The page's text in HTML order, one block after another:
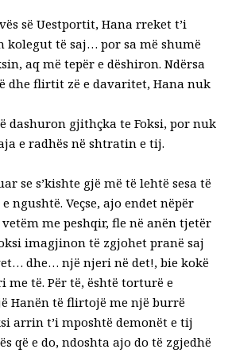
së Uestportit, Hana rreket t’i
kolegut të saj… por sa më shumë
aq më tepër e dëshiron. Ndërsa
dhe flirtit zë e davaritet, Hana nuk
dashuron gjithçka te Foksi, por nuk
e radhës në shtratin e tij.
se s’kishte gjë më të lehtë sesa të
ngushtë. Veçse, ajo endet nëpër
me peshqir, fle në anën tjetër
imagjinon të zgjohet pranë saj
dhe… një njeri në det!, bie kokë
me të. Për të, është torturë e
Hanën të flirtojë me një burrë
arrin t’i mposhtë demonët e tij
që e do, ndoshta ajo do të zgjedhë